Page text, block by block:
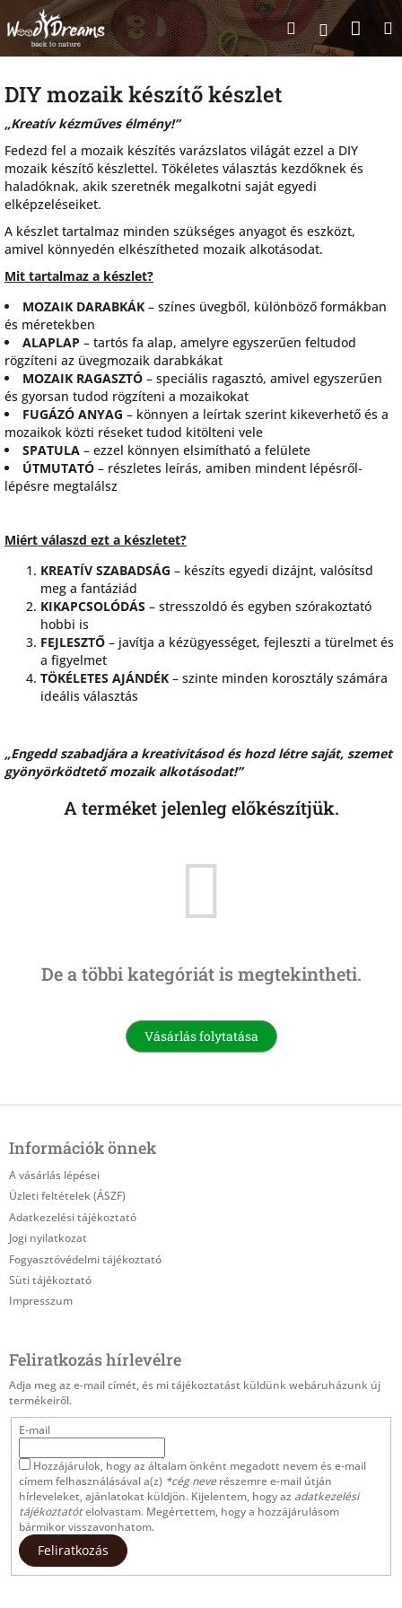
Ugrás
tartalomhoz
Keresés
DIY mozaik készítő készlet
„Kreatív kézműves élmény!”
Fedezd fel a mozaik készítés varázslatos világát ezzel a DIY
mozaik készítő készlettel. Tökéletes választás kezdőknek és
haladóknak, akik szeretnék megalkotni saját egyedi
elképzeléseiket.
A készlet tartalmaz minden szükséges anyagot és eszközt,
amivel könnyedén elkészítheted mozaik alkotásodat.
Mit tartalmaz a készlet?
MOZAIK DARABKÁK – színes üvegből, különböző formákban
és méretekben
ALAPLAP – tartós fa alap, amelyre egyszerűen feltudod
rögzíteni az üvegmozaik darabkákat
MOZAIK RAGASZTÓ – speciális ragasztó, amivel egyszerűen
és gyorsan tudod rögzíteni a mozaikokat
FUGÁZÓ ANYAG – könnyen a leírtak szerint kikeverhető és a
mozaikok közti réseket tudod kitölteni vele
SPATULA – ezzel könnyen elsimítható a felülete
ÚTMUTATÓ – részletes leírás, amiben mindent lépésről-
lépésre megtalálsz
Miért válaszd ezt a készletet?
KREATÍV SZABADSÁG – készíts egyedi dizájnt, valósítsd
meg a fantáziád
KIKAPCSOLÓDÁS – stresszoldó és egyben szórakoztató
hobbi is
FEJLESZTŐ – javítja a kézügyességet, fejleszti a türelmet és
a figyelmet
TÖKÉLETES AJÁNDÉK – szinte minden korosztály számára
ideális választás
„Engedd szabadjára a kreativitásod és hozd létre saját, szemet
gyönyörködtető mozaik alkotásodat!”
A terméket jelenleg előkészítjük.
De a többi kategóriát is megtekintheti.
Vásárlás folytatása
Információk önnek
A vásárlás lépései
Üzleti feltételek (ÁSZF)
Adatkezelési tájékoztató
Jogi nyilatkozat
Fogyasztóvédelmi tájékoztató
Süti tájékoztató
Impresszum
Feliratkozás hírlevélre
Adja meg az e-mail címét, és mi tájékoztatást küldünk webáruházunk új
termékeiről.
E-mail
Hozzájárulok, hogy az általam önként megadott nevem és e-mail
címem felhasználásával a(z) *cég neverészemre e-mail útján
hírleveleket, ajánlatokat küldjön. Kijelentem, hogy az adatkezelési
tájékoztatót elolvastam. Megértettem, hogy a hozzájárulásom
bármikor visszavonhatom.
Feliratkozás